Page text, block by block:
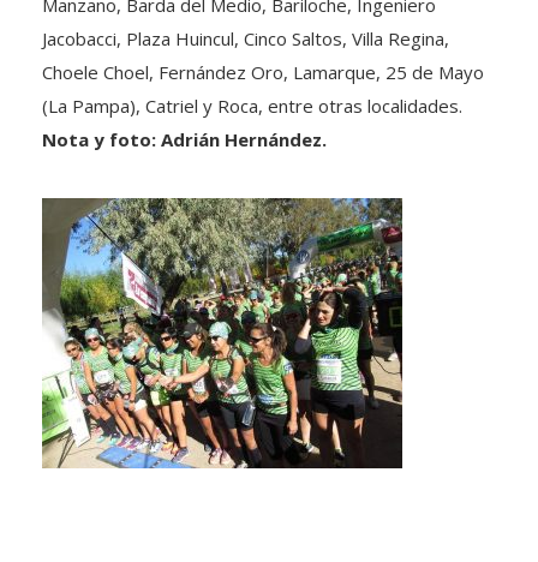
Jacobacci, Plaza Huincul, Cinco Saltos, Villa Regina,
Choele Choel, Fernández Oro, Lamarque, 25 de Mayo
(La Pampa), Catriel y Roca, entre otras localidades.
Nota y foto: Adrián Hernández.